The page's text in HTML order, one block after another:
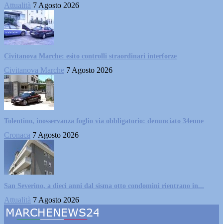
Attualità 7 Agosto 2026
Civitanova Marche: esito controlli straordinari interforze
Civitanova Marche 7 Agosto 2026
Tolentino, inosservanza foglio via obbligatorio: denunciato 34enne
Cronaca 7 Agosto 2026
San Severino, a dieci anni dal sisma otto condomini rientrano in...
Attualità 7 Agosto 2026